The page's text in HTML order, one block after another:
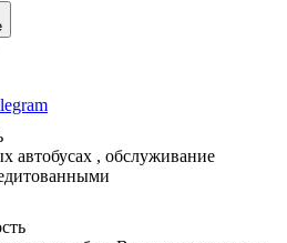
автобусах , обслуживание